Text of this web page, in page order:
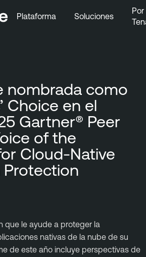
Plataforma Soluciones
nombrada como
Choice en el
Gartner® Peer
of the
Cloud-Native
que le ayude a proteger la
nativas de la nube de su
de este año incluye perspectivas de